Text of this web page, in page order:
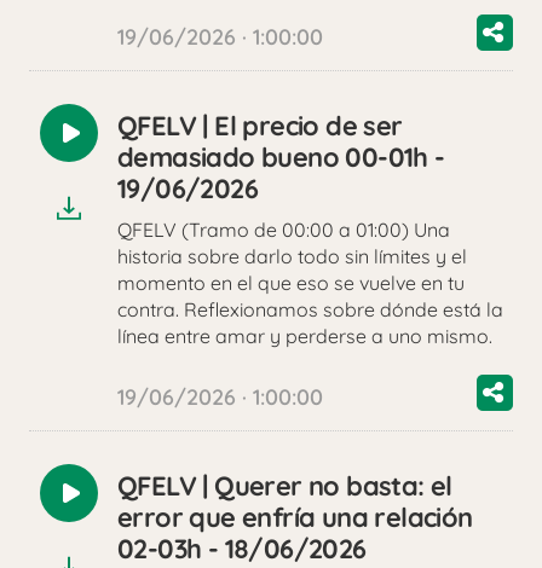
19/06/2026 · 1:00:00
Reproducir
audio
QFELV | El precio de ser
demasiado bueno 00-01h -
19/06/2026
QFELV (Tramo de 00:00 a 01:00) Una
historia sobre darlo todo sin límites y el
momento en el que eso se vuelve en tu
contra. Reflexionamos sobre dónde está la
línea entre amar y perderse a uno mismo.
19/06/2026 · 1:00:00
Reproducir
audio
QFELV | Querer no basta: el
error que enfría una relación
02-03h - 18/06/2026